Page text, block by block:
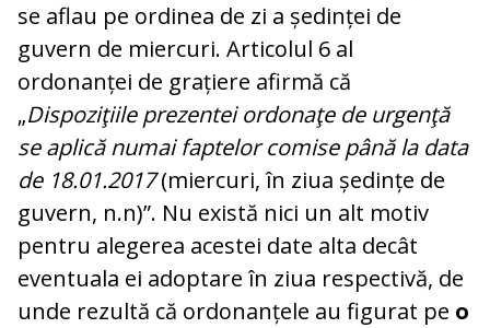
se aflau pe ordinea de zi a ședinței de
guvern de miercuri. Articolul 6 al
ordonanței de grațiere afirmă că
„Dispoziţiile prezentei ordonaţe de urgenţă
se aplică numai faptelor comise până la data
de 18.01.2017(miercuri, în ziua ședințe de
guvern, n.n)”. Nu există nici un alt motiv
pentru alegerea acestei date alta decât
eventuala ei adoptare în ziua respectivă, de
unde rezultă că ordonanțele au figurat pe o